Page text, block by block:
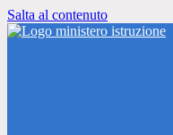
Salta al contenuto